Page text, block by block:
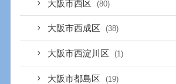
大阪市西区 (80)
大阪市西成区 (38)
大阪市西淀川区 (1)
大阪市都島区 (19)